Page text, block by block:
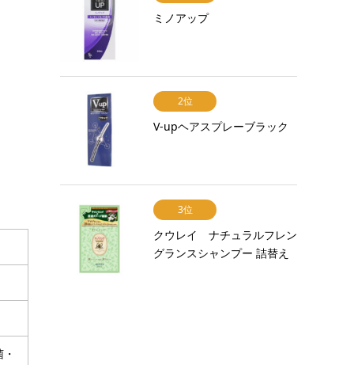
ミノアップ
2位
V-upヘアスプレーブラック
3位
クウレイ ナチュラルフレン
グランスシャンプー 詰替え